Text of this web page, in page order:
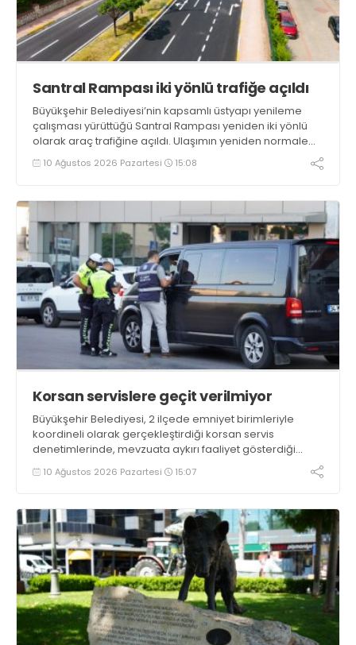
Santral Rampası iki yönlü trafiğe açıldı
Büyükşehir Belediyesi’nin kapsamlı üstyapı yenileme
çalışması yürüttüğü Santral Rampası yeniden iki yönlü
olarak araç trafiğine açıldı. Ulaşımın yeniden normale
döndüğü bölgede son imalatlar da tamamlanıyor
10 Ağustos 2026 Pazartesi 15:08
Korsan servislere geçit verilmiyor
Büyükşehir Belediyesi, 2 ilçede emniyet birimleriyle
koordineli olarak gerçekleştirdiği korsan servis
denetimlerinde, mevzuata aykırı faaliyet gösterdiği
tespit edilen 12 araca idari yaptırım uyguladı. Denetimler
kapsamında 1 araç ise trafikten men edildi
10 Ağustos 2026 Pazartesi 15:07